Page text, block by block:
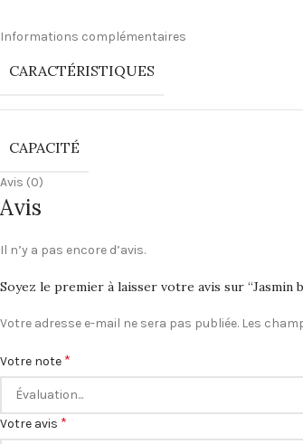
Informations complémentaires
CARACTÉRISTIQUES
CAPACITÉ
Avis (0)
Avis
Il n’y a pas encore d’avis.
Soyez le premier à laisser votre avis sur “Jasmin
Votre adresse e-mail ne sera pas publiée. Les
Votre note *
Votre avis *